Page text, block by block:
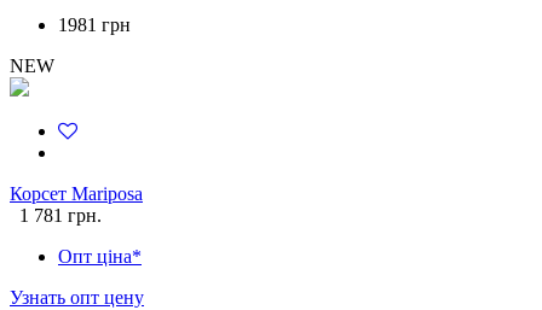
1981 грн
NEW
Корсет Mariposa
1 781 грн.
Опт ціна*
Узнать опт цену